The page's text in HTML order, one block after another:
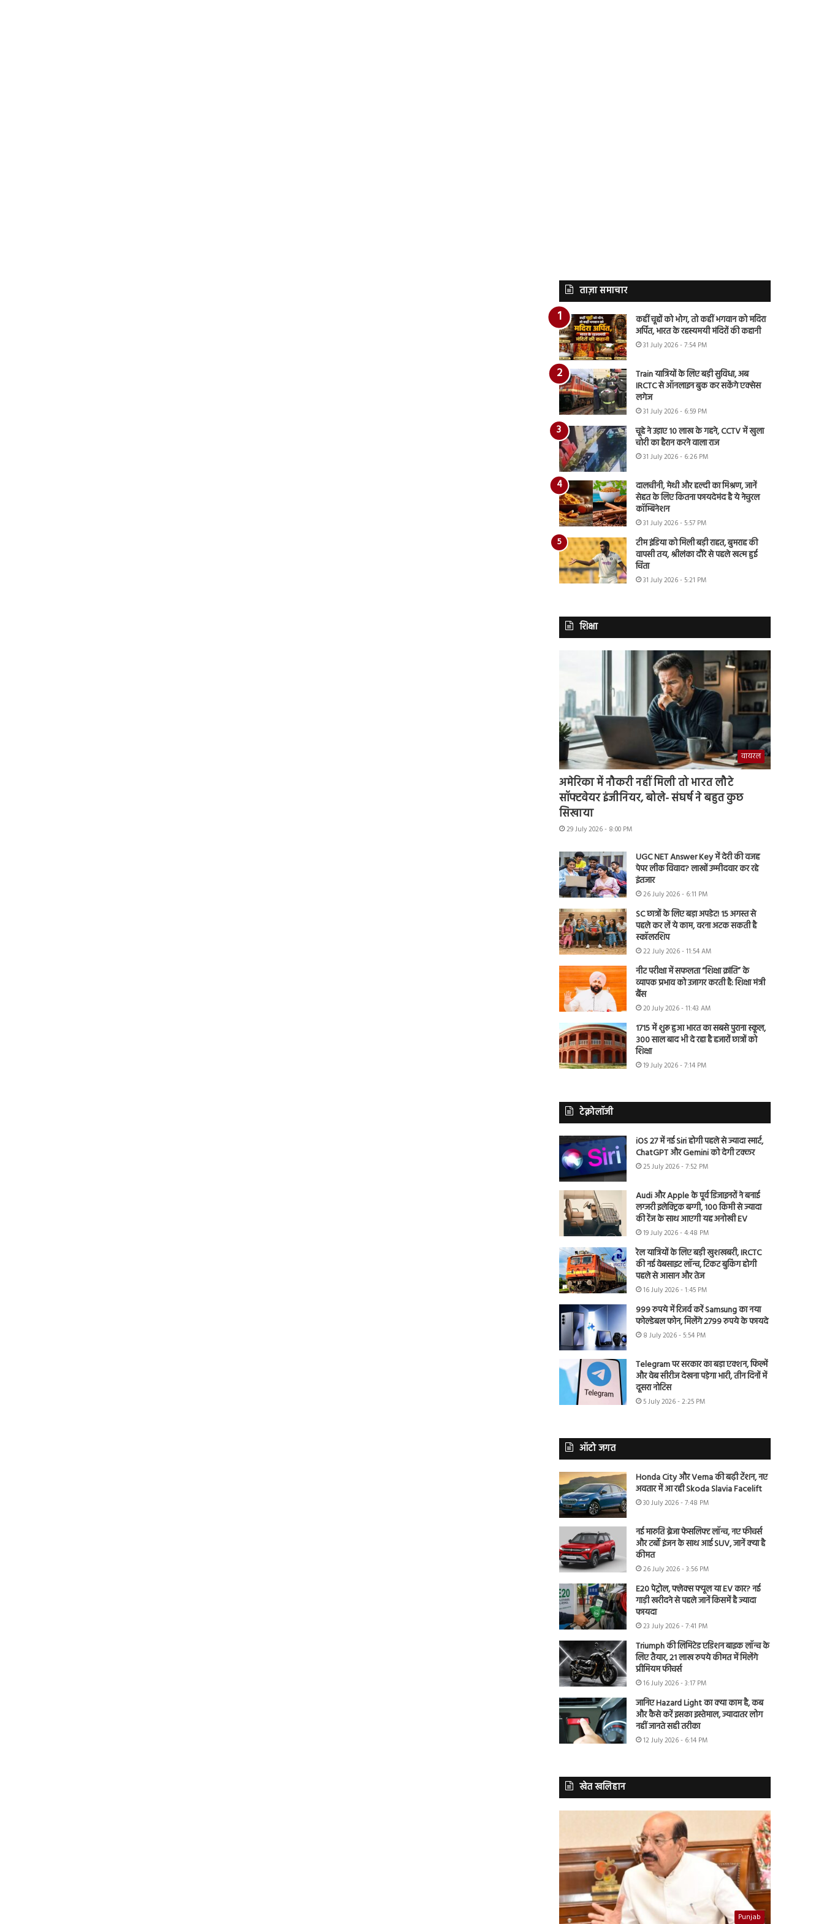
ताज़ा समाचार
कहीं चूहों को भोग, तो कहीं भगवान को मदिरा
अर्पित, भारत के रहस्यमयी मंदिरों की कहानी
31 July 2026 - 7:54 PM
Train यात्रियों के लिए बड़ी सुविधा, अब
IRCTC से ऑनलाइन बुक कर सकेंगे एक्सेस
लगेज
31 July 2026 - 6:59 PM
चूहे ने उड़ाए 10 लाख के गहने, CCTV में खुला
चोरी का हैरान करने वाला राज
31 July 2026 - 6:26 PM
दालचीनी, मेथी और हल्दी का मिश्रण, जानें
सेहत के लिए कितना फायदेमंद है ये नेचुरल
कॉम्बिनेशन
31 July 2026 - 5:57 PM
टीम इंडिया को मिली बड़ी राहत, बुमराह की
वापसी तय, श्रीलंका दौरे से पहले खत्म हुई
चिंता
31 July 2026 - 5:21 PM
शिक्षा
वायरल
अमेरिका में नौकरी नहीं मिली तो भारत लौटे
सॉफ्टवेयर इंजीनियर, बोले- संघर्ष ने बहुत कुछ
सिखाया
29 July 2026 - 8:00 PM
UGC NET Answer Key में देरी की वजह
पेपर लीक विवाद? लाखों उम्मीदवार कर रहे
इंतजार
26 July 2026 - 6:11 PM
SC छात्रों के लिए बड़ा अपडेट! 15 अगस्त से
पहले कर लें ये काम, वरना अटक सकती है
स्कॉलरशिप
22 July 2026 - 11:54 AM
नीट परीक्षा में सफलता “शिक्षा क्रांति” के
व्यापक प्रभाव को उजागर करती है: शिक्षा मंत्री
बैंस
20 July 2026 - 11:43 AM
1715 में शुरू हुआ भारत का सबसे पुराना स्कूल,
300 साल बाद भी दे रहा है हजारों छात्रों को
शिक्षा
19 July 2026 - 7:14 PM
टेक्नोलॉजी
iOS 27 में नई Siri होगी पहले से ज्यादा स्मार्ट,
ChatGPT और Gemini को देगी टक्कर
25 July 2026 - 7:52 PM
Audi और Apple के पूर्व डिजाइनरों ने बनाई
लग्जरी इलेक्ट्रिक बग्गी, 100 किमी से ज्यादा
की रेंज के साथ आएगी यह अनोखी EV
19 July 2026 - 4:48 PM
रेल यात्रियों के लिए बड़ी खुशखबरी, IRCTC
की नई वेबसाइट लॉन्च, टिकट बुकिंग होगी
पहले से आसान और तेज
16 July 2026 - 1:45 PM
999 रुपये में रिजर्व करें Samsung का नया
फोल्डेबल फोन, मिलेंगे 2799 रुपये के फायदे
8 July 2026 - 5:54 PM
Telegram पर सरकार का बड़ा एक्शन, फिल्में
और वेब सीरीज देखना पड़ेगा भारी, तीन दिनों में
दूसरा नोटिस
5 July 2026 - 2:25 PM
ऑटो जगत
Honda City और Verna की बढ़ी टेंशन, नए
अवतार में आ रही Skoda Slavia Facelift
30 July 2026 - 7:48 PM
नई मारुति ब्रेजा फेसलिफ्ट लॉन्च, नए फीचर्स
और टर्बो इंजन के साथ आई SUV, जानें क्या है
कीमत
26 July 2026 - 3:56 PM
E20 पेट्रोल, फ्लेक्स फ्यूल या EV कार? नई
गाड़ी खरीदने से पहले जानें किसमें है ज्यादा
फायदा
23 July 2026 - 7:41 PM
Triumph की लिमिटेड एडिशन बाइक लॉन्च के
लिए तैयार, 21 लाख रुपये कीमत में मिलेंगे
प्रीमियम फीचर्स
16 July 2026 - 3:17 PM
जानिए Hazard Light का क्या काम है, कब
और कैसे करें इसका इस्तेमाल, ज्यादातर लोग
नहीं जानते सही तरीका
12 July 2026 - 6:14 PM
खेत खलिहान
Punjab